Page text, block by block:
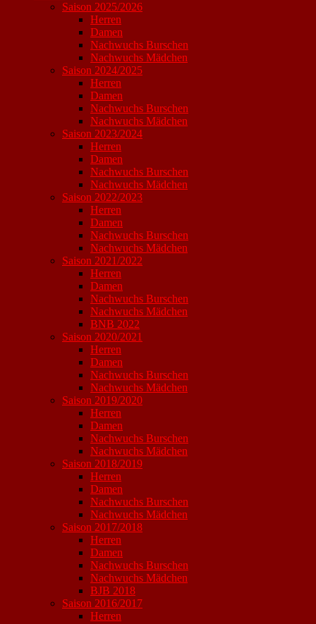
Saison 2025/2026
Herren
Damen
Nachwuchs Burschen
Nachwuchs Mädchen
Saison 2024/2025
Herren
Damen
Nachwuchs Burschen
Nachwuchs Mädchen
Saison 2023/2024
Herren
Damen
Nachwuchs Burschen
Nachwuchs Mädchen
Saison 2022/2023
Herren
Damen
Nachwuchs Burschen
Nachwuchs Mädchen
Saison 2021/2022
Herren
Damen
Nachwuchs Burschen
Nachwuchs Mädchen
BNB 2022
Saison 2020/2021
Herren
Damen
Nachwuchs Burschen
Nachwuchs Mädchen
Saison 2019/2020
Herren
Damen
Nachwuchs Burschen
Nachwuchs Mädchen
Saison 2018/2019
Herren
Damen
Nachwuchs Burschen
Nachwuchs Mädchen
Saison 2017/2018
Herren
Damen
Nachwuchs Burschen
Nachwuchs Mädchen
BJB 2018
Saison 2016/2017
Herren